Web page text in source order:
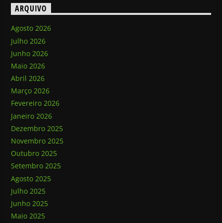
ARQUIVO
Agosto 2026
Julho 2026
Junho 2026
Maio 2026
Abril 2026
Março 2026
Fevereiro 2026
Janeiro 2026
Dezembro 2025
Novembro 2025
Outubro 2025
Setembro 2025
Agosto 2025
Julho 2025
Junho 2025
Maio 2025